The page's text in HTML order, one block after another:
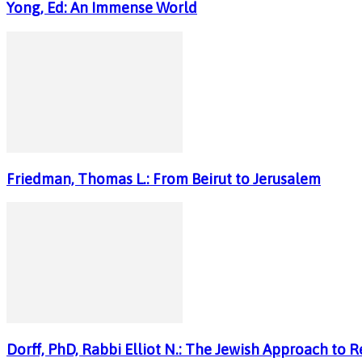
Yong, Ed: An Immense World
Friedman, Thomas L.: From Beirut to Jerusalem
Dorff, PhD, Rabbi Elliot N.: The Jewish Approach to